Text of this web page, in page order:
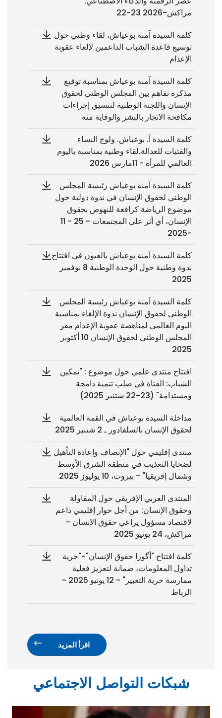
مراکش-2026 23-22
كلمة السيدة آمنة بوعياش، لقاء وطني حول
توسيع قاعدة الشباب الداعمين لإلغاء عقوبة
الإعدام
كلمة السيدة آمنة بوعياش بمناسبة توقيع
مذكرة تفاهم بين المجلس الوطني لحقوق
الإنسان واللجنة الوطنية لتنسيق إجراءات
مكافحة الاتجار بالبشر والوقاية منه
كلمة السيدة آ. بوعياش. ولوج النساء
والفتيات للعدالة.لقاء وطنية بمناسبة باليوم
العالمي للمرأة - 11مارس 2026
كلمة السيدة آمنة بوعياش رئيسة المجلس
الوطني لحقوق الإنسان في ندوة دولية حول
موضوع الرياضة كرافعة للنهوض بحقوق
الإنسان، أي أثر على المجتمعات - 25 - 11
-2025
كلمة السيدة آمنة بوعياش بالعيون في افتتاح
ندوة وطنية حول الوحدة الوطنية 8 نوفمبر
2025
كلمة السيدة آمنة بوعياش رئيسة المجلس
الوطني لحقوق الإنسان ندوة الإلغاء بمناسبة
اليوم العالمي لمناهضة عقوبة الإعدام مقر
المجلس الوطني لحقوق الإنسان 10 أكتوبر
2025
افتتاح منتدى علمي حول موضوع : "تمكين
الشباب: الفتاة في صلب تنمية دامجة
ومستدامة" (23-22 شتنبر 2025)
مداخلة السيدة بوعياش في القمة العالمية
لحقوق الإنسان بالسلفادور ـ 2 شتنبر 2025
منتدى إقليمي حول "الإنصاف وإعادة التأهيل
لضحايا التعذيب في منطقة الشرق الأوسط
وشمال إفريقيا" - بيروت، 10 يوليوز 2025
المنتدى العربي الإفريقي حول المقاولة
وحقوق الإنسان: من أجل حوار إقليمي داعم
لاقتصاد مسؤول يراعي حقوق الإنسان -
مراكش، 24 يونيو 2025
كلمة افتتاح "أگورا حقوق الإنسان"-"حرية
تداول المعلومات، ضمانة لتعزيز فعلية
ممارسة حرية التعبير" - 12 يونيو 2025 -
الرباط
اقرأ المزيد
شبكات التواصل الاجتماعي